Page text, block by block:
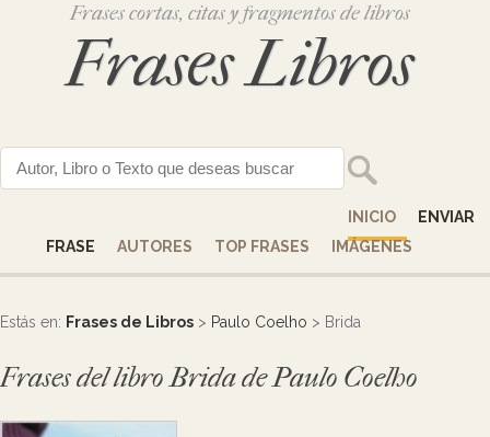
Frases cortas, citas y fragmentos de libros
Frases Libros
INICIO
ENVIAR
FRASE
AUTORES TOP FRASES IMÁGENES
Estás en: Frases de Libros > Paulo Coelho > Brida
Frases del libro Brida de Paulo Coelho